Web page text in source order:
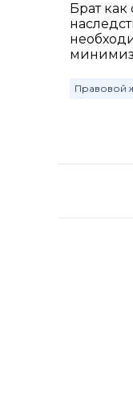
Брат
Правовой